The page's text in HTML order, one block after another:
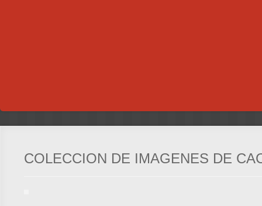
COLECCION DE IMAGENES DE